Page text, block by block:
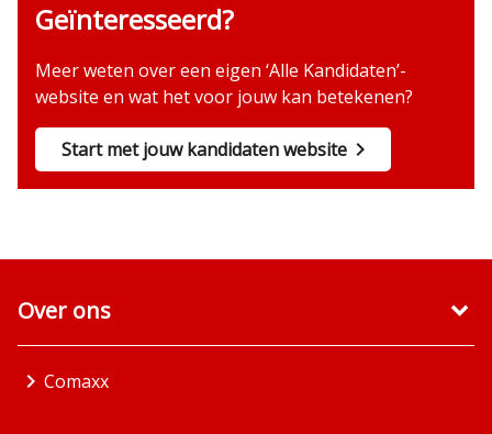
Geïnteresseerd?
Meer weten over een eigen ‘Alle Kandidaten’-
website en wat het voor jouw kan betekenen?
Start met jouw kandidaten website
Over ons
Comaxx